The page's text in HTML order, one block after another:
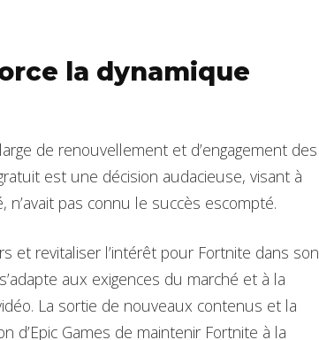
la dynamique
de renouvellement et d’engagement des
est une décision audacieuse, visant à
pas connu le succès escompté.
et revitaliser l’intérêt pour Fortnite dans son
aux exigences du marché et à la
La sortie de nouveaux contenus et la
d’Epic Games de maintenir Fortnite à la